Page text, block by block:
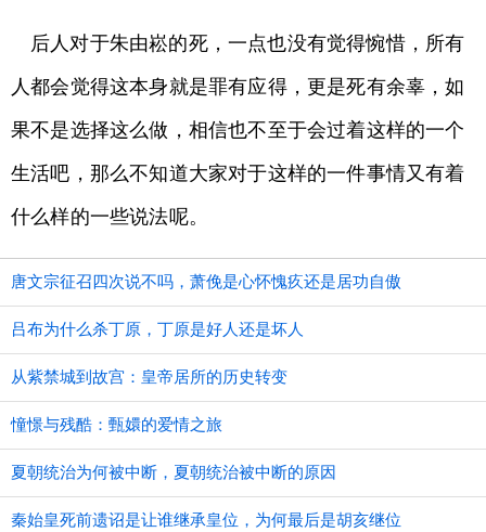
后人对于朱由崧的死，一点也没有觉得惋惜，所有
人都会觉得这本身就是罪有应得，更是死有余辜，如
果不是选择这么做，相信也不至于会过着这样的一个
生活吧，那么不知道大家对于这样的一件事情又有着
什么样的一些说法呢。
唐文宗征召四次说不吗，萧俛是心怀愧疚还是居功自傲
吕布为什么杀丁原，丁原是好人还是坏人
从紫禁城到故宫：皇帝居所的历史转变
憧憬与残酷：甄嬛的爱情之旅
夏朝统治为何被中断，夏朝统治被中断的原因
秦始皇死前遗诏是让谁继承皇位，为何最后是胡亥继位